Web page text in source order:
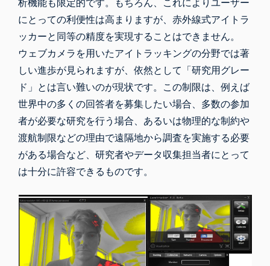
にとっての利便性は高まりますが、赤外線式アイトラ
ッカーと同等の精度を実現することはできません。
ウェブカメラを用いたアイトラッキングの分野では著
しい進歩が見られますが、依然として「研究用グレー
ド」とは言い難いのが現状です。この制限は、例えば
世界中の多くの回答者を募集したい場合、多数の参加
者が必要な研究を行う場合、あるいは物理的な制約や
渡航制限などの理由で遠隔地から調査を実施する必要
がある場合など、研究者やデータ収集担当者にとって
は十分に許容できるものです。